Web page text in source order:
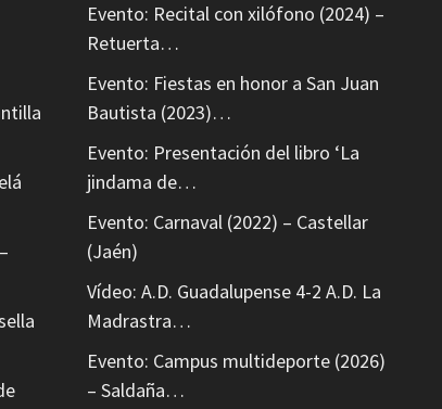
Evento: Recital con xilófono (2024) –
Retuerta…
Evento: Fiestas en honor a San Juan
Bautista (2023)…
Evento: Presentación del libro ‘La
jindama de…
Evento: Carnaval (2022) – Castellar
(Jaén)
Vídeo: A.D. Guadalupense 4-2 A.D. La
Madrastra…
Evento: Campus multideporte (2026)
– Saldaña…